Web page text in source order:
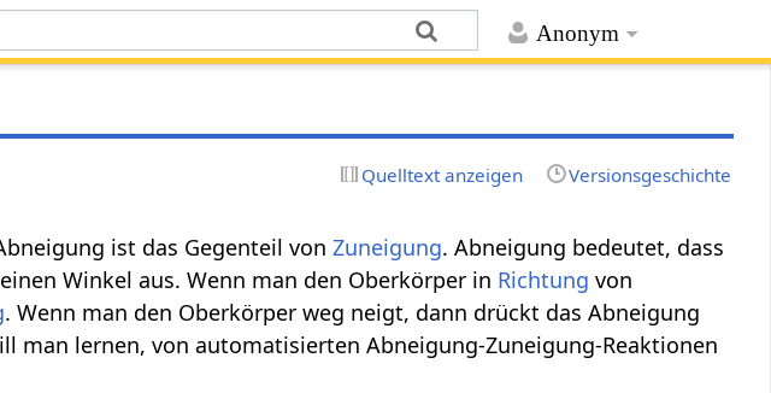
Anonym
Quelltext anzeigen Versionsgeschichte
ist das Gegenteil vonZuneigung. Abneigung bedeutet, dass
Winkel aus. Wenn man den Oberkörper in Richtung von
. Wenn man den Oberkörper weg neigt, dann drückt das Abneigung
man lernen, von automatisierten Abneigung-Zuneigung-Reaktionen